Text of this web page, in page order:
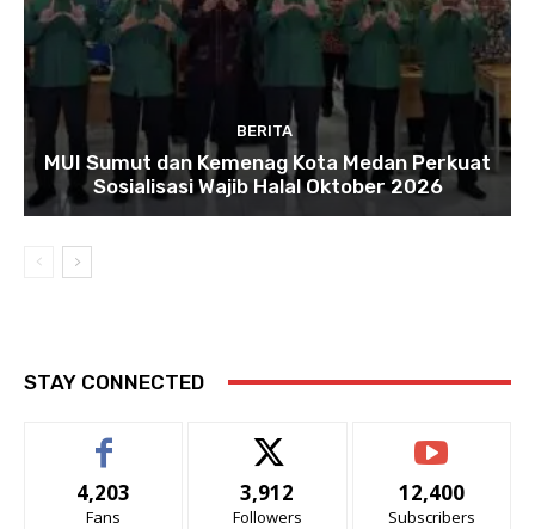
BERITA
MUI Sumut dan Kemenag Kota Medan Perkuat
Sosialisasi Wajib Halal Oktober 2026
STAY CONNECTED
4,203
Fans
3,912
Followers
12,400
Subscribers